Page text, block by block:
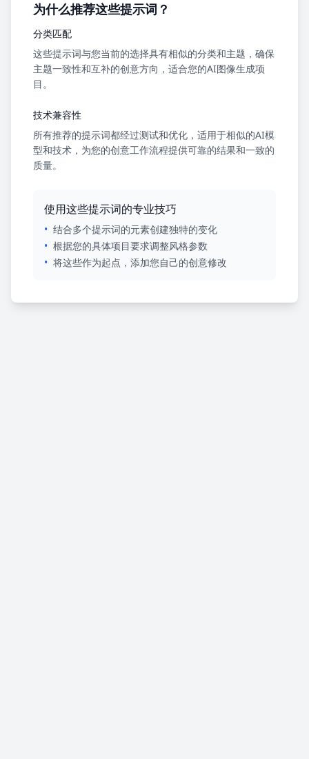
为什么推荐这些提示词？
分类匹配
这些提示词与您当前的选择具有相似的分类和主题，确保
主题一致性和互补的创意方向，适合您的AI图像生成项
目。
技术兼容性
所有推荐的提示词都经过测试和优化，适用于相似的AI模
型和技术，为您的创意工作流程提供可靠的结果和一致的
质量。
使用这些提示词的专业技巧
• 结合多个提示词的元素创建独特的变化
• 根据您的具体项目要求调整风格参数
• 将这些作为起点，添加您自己的创意修改